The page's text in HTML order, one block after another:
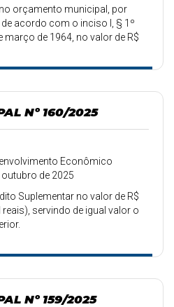
orçamento municipal, por
acordo com o inciso I, § 1º
março de 1964, no valor de R$
Nº 160/2025
Econômico
de 2025
Suplementar no valor de R$
servindo de igual valor o
Nº 159/2025